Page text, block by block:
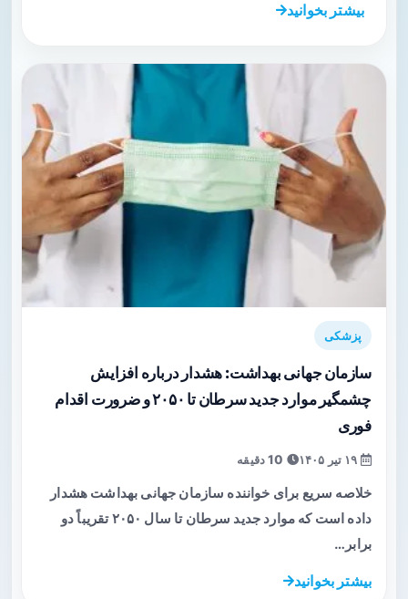
بیشتر بخوانید
پزشکی
سازمان جهانی بهداشت: هشدار درباره افزایش
چشمگیر موارد جدید سرطان تا ۲۰۵۰ و ضرورت اقدام
فوری
خلاصه سریع برای خواننده سازمان جهانی بهداشت هشدار
داده است که موارد جدید سرطان تا سال ۲۰۵۰ تقریباً دو
برابر…
بیشتر بخوانید